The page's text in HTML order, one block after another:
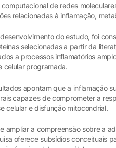
computacional de redes
relacionadas à inflamação,
do estudo, foi
selecionadas a partir da
a processos inflamatórios
celular programada.
apontam que a inflamação
capazes de comprometer a
celular e disfunção mitocondrial.
ampliar a compreensão sobre a
oferece subsídios conceituais